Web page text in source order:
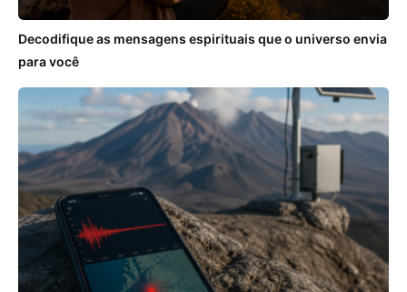
Decodifique as mensagens espirituais que o universo envia
para você